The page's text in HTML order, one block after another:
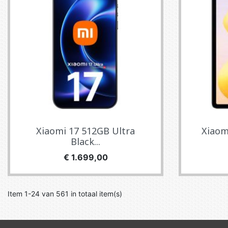
Xiaomi 17 512GB Ultra
Black...
Prijs
€ 1.699,00
Item 1-24 van 561 in totaal item(s)